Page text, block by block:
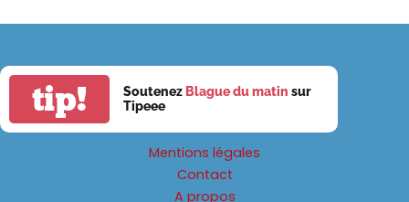
tip! Soutenez Blague du matin sur
Tipeee
Mentions légales
Contact
A propos